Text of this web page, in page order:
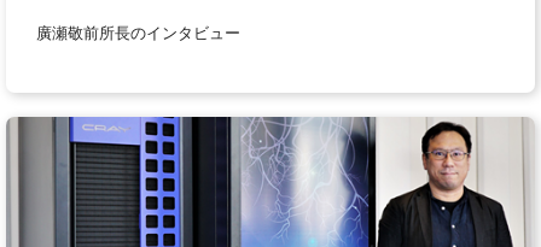
廣瀬敬前所長のインタビュー